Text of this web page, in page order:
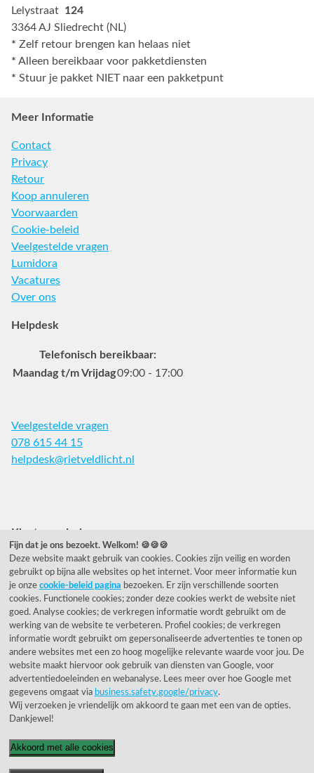
Lelystraat 124
3364 AJ Sliedrecht (NL)
* Zelf retour brengen kan helaas niet
* Alleen bereikbaar voor pakketdiensten
* Stuur je pakket NIET naar een pakketpunt
Meer Informatie
Contact
Privacy
Retour
Koop annuleren
Voorwaarden
Cookie-beleid
Veelgestelde vragen
Lumidora
Vacatures
Over ons
Helpdesk
Telefonisch bereikbaar:
Maandag t/m Vrijdag09:00 - 17:00
Veelgestelde vragen
078 615 44 15
helpdesk@rietveldlicht.nl
Klantwaardering
"Zeer goed" - eKomi.nl
Cijfer: 9.2 (25540 recensies)
Onze nieuwsbrief
Wil je onze nieuwsbrief ontvangen?
Fijn dat je ons bezoekt. Welkom! 🍪🍪🍪
Deze website maakt gebruik van cookies. Cookies zijn veilig en worden
gebruikt op bijna alle websites op het internet. Voor meer informatie kun
je onze cookie-beleid pagina bezoeken. Er zijn verschillende soorten
cookies. Functionele cookies; zonder deze cookies werkt de website niet
goed. Analyse cookies; de verkregen informatie wordt gebruikt om de
werking van de website te verbeteren. Profiel cookies; de verkregen
informatie wordt gebruikt om gepersonaliseerde advertenties te tonen op
andere websites met een zo hoog mogelijke relevante waarde voor jou. De
website maakt hiervoor ook gebruik van diensten van Google, voor
advertentiedoeleinden en webanalyse. Lees meer over hoe Google met
gegevens omgaat via business.safety.google/privacy.
Wij verzoeken je vriendelijk om akkoord te gaan met een van de opties.
Dankjewel!
Akkoord met alle cookies